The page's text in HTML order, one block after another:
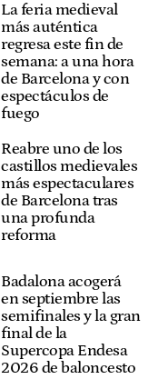
La feria medieval
más auténtica
regresa este fin de
semana: a una hora
de Barcelona y con
espectáculos de
fuego
Reabre uno de los
castillos medievales
más espectaculares
de Barcelona tras
una profunda
reforma
Badalona acogerá
en septiembre las
semifinales y la gran
final de la
Supercopa Endesa
2026 de baloncesto